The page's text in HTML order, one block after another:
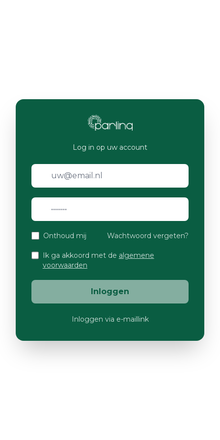
Log in op uw account
Onthoud mij Wachtwoord vergeten?
Ik ga akkoord met de algemene
voorwaarden
Inloggen
Inloggen via e-maillink